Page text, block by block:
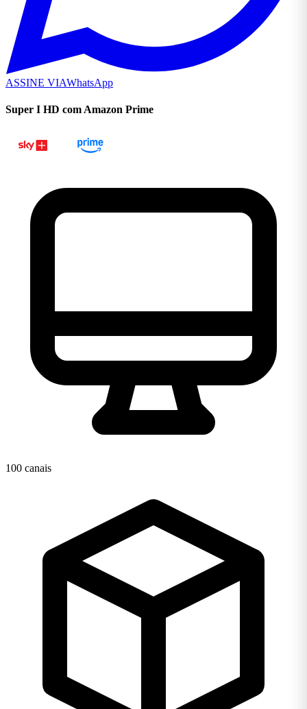
ASSINE VIAWhatsApp
Super I HD com Amazon Prime
100 canais